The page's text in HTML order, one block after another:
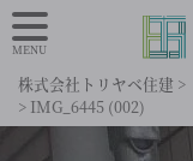
株式会社トリヤベ住建 >
> IMG_6445 (002)
MENU